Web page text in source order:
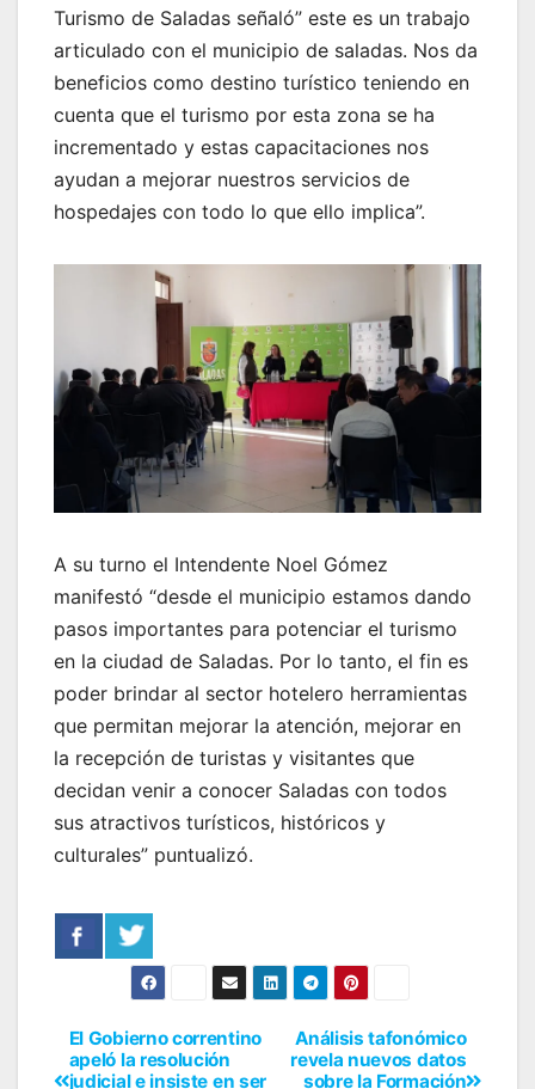
Turismo de Saladas señaló” este es un trabajo
articulado con el municipio de saladas. Nos da
beneficios como destino turístico teniendo en
cuenta que el turismo por esta zona se ha
incrementado y estas capacitaciones nos
ayudan a mejorar nuestros servicios de
hospedajes con todo lo que ello implica”.
A su turno el Intendente Noel Gómez
manifestó “desde el municipio estamos dando
pasos importantes para potenciar el turismo
en la ciudad de Saladas. Por lo tanto, el fin es
poder brindar al sector hotelero herramientas
que permitan mejorar la atención, mejorar en
la recepción de turistas y visitantes que
decidan venir a conocer Saladas con todos
sus atractivos turísticos, históricos y
culturales” puntualizó.
Análisis tafonómico
revela nuevos datos
sobre la Formación
El Gobierno correntino
apeló la resolución
judicial e insiste en ser